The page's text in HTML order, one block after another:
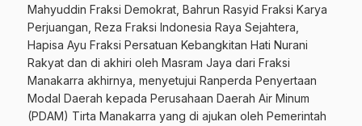
Mahyuddin Fraksi Demokrat, Bahrun Rasyid Fraksi Karya
Perjuangan, Reza Fraksi Indonesia Raya Sejahtera,
Hapisa Ayu Fraksi Persatuan Kebangkitan Hati Nurani
Rakyat dan di akhiri oleh Masram Jaya dari Fraksi
Manakarra akhirnya, menyetujui Ranperda Penyertaan
Modal Daerah kepada Perusahaan Daerah Air Minum
(PDAM) Tirta Manakarra yang di ajukan oleh Pemerintah